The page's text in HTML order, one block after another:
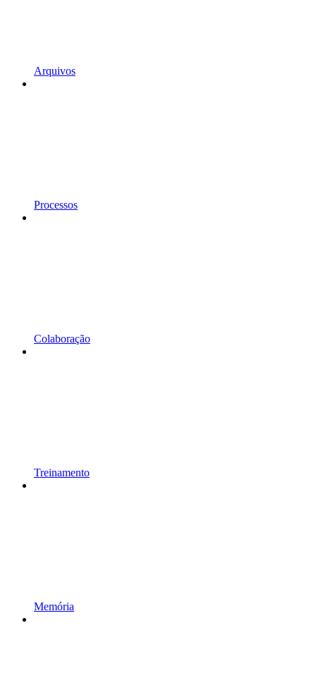
Arquivos
Processos
Colaboração
Treinamento
Memória